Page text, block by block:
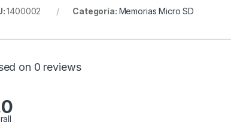
1400002 Categoría: Memorias Micro SD
on 0 reviews